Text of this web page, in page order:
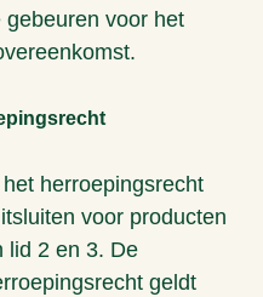
voor het
herroepingsrecht
voor producten
lid 2 en 3. De
geldt